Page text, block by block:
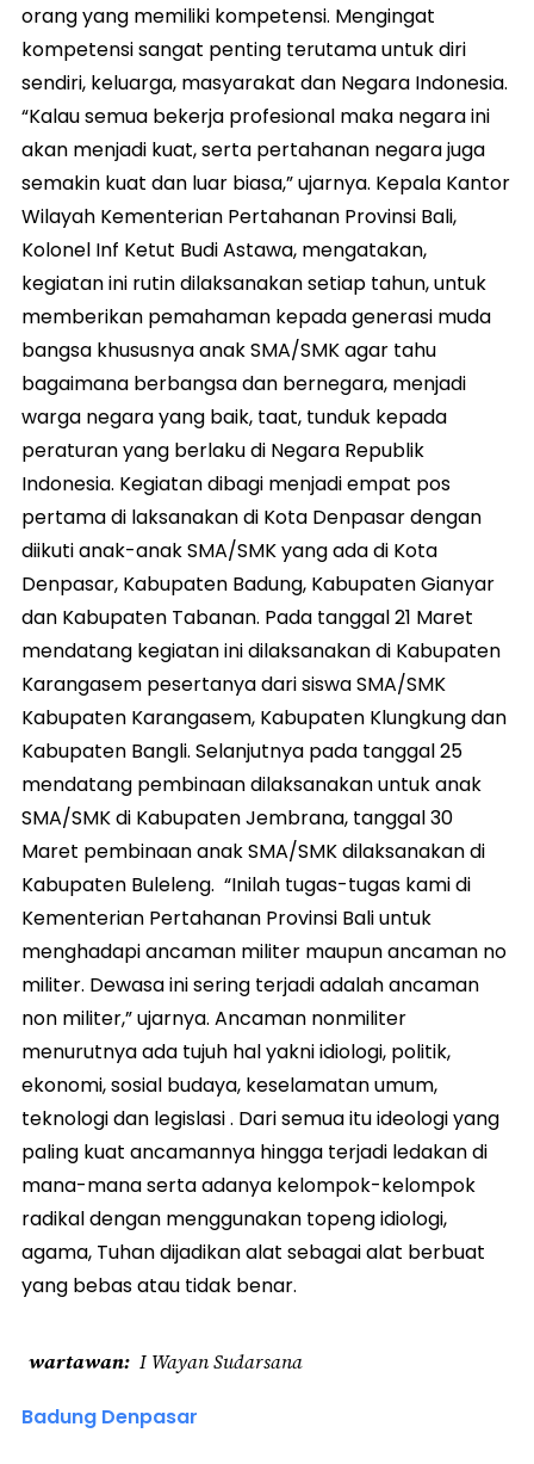
orang yang memiliki kompetensi. Mengingat
kompetensi sangat penting terutama untuk diri
sendiri, keluarga, masyarakat dan Negara Indonesia.
“Kalau semua bekerja profesional maka negara ini
akan menjadi kuat, serta pertahanan negara juga
semakin kuat dan luar biasa,” ujarnya. Kepala Kantor
Wilayah Kementerian Pertahanan Provinsi Bali,
Kolonel Inf Ketut Budi Astawa, mengatakan,
kegiatan ini rutin dilaksanakan setiap tahun, untuk
memberikan pemahaman kepada generasi muda
bangsa khususnya anak SMA/SMK agar tahu
bagaimana berbangsa dan bernegara, menjadi
warga negara yang baik, taat, tunduk kepada
peraturan yang berlaku di Negara Republik
Indonesia. Kegiatan dibagi menjadi empat pos
pertama di laksanakan di Kota Denpasar dengan
diikuti anak-anak SMA/SMK yang ada di Kota
Denpasar, Kabupaten Badung, Kabupaten Gianyar
dan Kabupaten Tabanan. Pada tanggal 21 Maret
mendatang kegiatan ini dilaksanakan di Kabupaten
Karangasem pesertanya dari siswa SMA/SMK
Kabupaten Karangasem, Kabupaten Klungkung dan
Kabupaten Bangli. Selanjutnya pada tanggal 25
mendatang pembinaan dilaksanakan untuk anak
SMA/SMK di Kabupaten Jembrana, tanggal 30
Maret pembinaan anak SMA/SMK dilaksanakan di
Kabupaten Buleleng. “Inilah tugas-tugas kami di
Kementerian Pertahanan Provinsi Bali untuk
menghadapi ancaman militer maupun ancaman no
militer. Dewasa ini sering terjadi adalah ancaman
non militer,” ujarnya. Ancaman nonmiliter
menurutnya ada tujuh hal yakni idiologi, politik,
ekonomi, sosial budaya, keselamatan umum,
teknologi dan legislasi . Dari semua itu ideologi yang
paling kuat ancamannya hingga terjadi ledakan di
mana-mana serta adanya kelompok-kelompok
radikal dengan menggunakan topeng idiologi,
agama, Tuhan dijadikan alat sebagai alat berbuat
yang bebas atau tidak benar.
wartawan I Wayan Sudarsana
Badung Denpasar